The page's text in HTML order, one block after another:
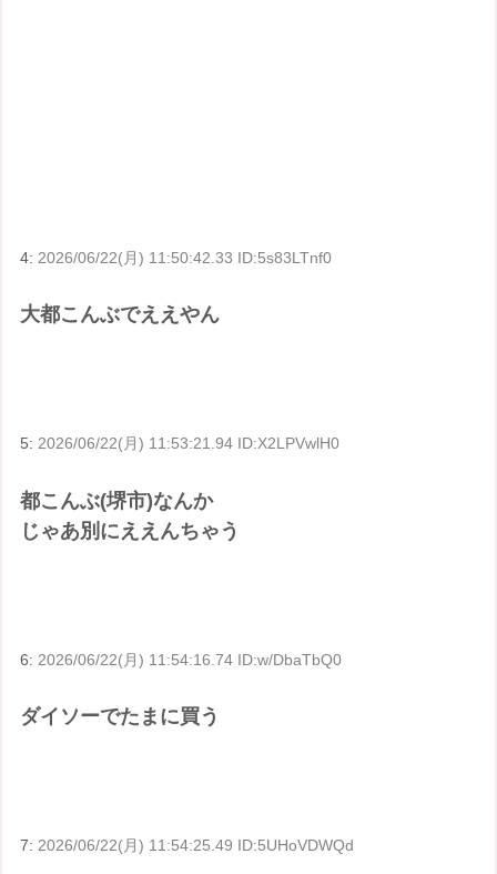
4: 2026/06/22(月) 11:50:42.33 ID:5s83LTnf0
大都こんぶでええやん
5:2026/06/22(月) 11:53:21.94 ID:X2LPVwlH0
都こんぶ(堺市)なんか
じゃあ別にええんちゃう
6: 2026/06/22(月) 11:54:16.74 ID:w/DbaTbQ0
ダイソーでたまに買う
7: 2026/06/22(月) 11:54:25.49 ID:5UHoVDWQd